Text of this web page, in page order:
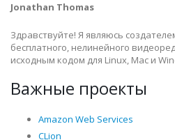
Jonathan Thomas
Здравствуйте! Я являюсь
бесплатного, нелинейного
исходным кодом для Linux, Mac и
Важные проекты
Amazon Web Services
CLion